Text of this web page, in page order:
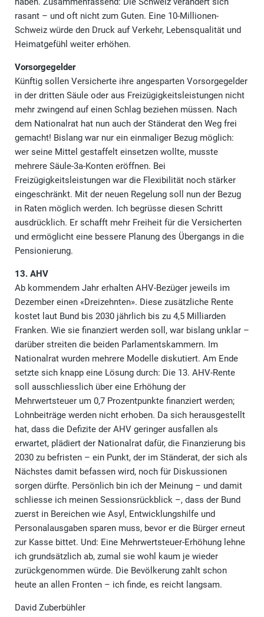
rasant – und oft nicht zum Guten. Eine 10-Millionen-
Schweiz würde den Druck auf Verkehr, Lebensqualität und
Heimatgefühl weiter erhöhen.
Vorsorgegelder
Künftig sollen Versicherte ihre angesparten Vorsorgegelder
in der dritten Säule oder aus Freizügigkeitsleistungen nicht
mehr zwingend auf einen Schlag beziehen müssen. Nach
dem Nationalrat hat nun auch der Ständerat den Weg frei
gemacht! Bislang war nur ein einmaliger Bezug möglich:
wer seine Mittel gestaffelt einsetzen wollte, musste
mehrere Säule-3a-Konten eröffnen. Bei
Freizügigkeitsleistungen war die Flexibilität noch stärker
eingeschränkt. Mit der neuen Regelung soll nun der Bezug
in Raten möglich werden. Ich begrüsse diesen Schritt
ausdrücklich. Er schafft mehr Freiheit für die Versicherten
und ermöglicht eine bessere Planung des Übergangs in die
Pensionierung.
13. AHV
Ab kommendem Jahr erhalten AHV-Bezüger jeweils im
Dezember einen «Dreizehnten». Diese zusätzliche Rente
kostet laut Bund bis 2030 jährlich bis zu 4,5 Milliarden
Franken. Wie sie finanziert werden soll, war bislang unklar –
darüber streiten die beiden Parlamentskammern. Im
Nationalrat wurden mehrere Modelle diskutiert. Am Ende
setzte sich knapp eine Lösung durch: Die 13. AHV-Rente
soll ausschliesslich über eine Erhöhung der
Mehrwertsteuer um 0,7 Prozentpunkte finanziert werden;
Lohnbeiträge werden nicht erhoben. Da sich herausgestellt
hat, dass die Defizite der AHV geringer ausfallen als
erwartet, plädiert der Nationalrat dafür, die Finanzierung bis
2030 zu befristen – ein Punkt, der im Ständerat, der sich als
Nächstes damit befassen wird, noch für Diskussionen
sorgen dürfte. Persönlich bin ich der Meinung – und damit
schliesse ich meinen Sessionsrückblick –, dass der Bund
zuerst in Bereichen wie Asyl, Entwicklungshilfe und
Personalausgaben sparen muss, bevor er die Bürger erneut
zur Kasse bittet. Und: Eine Mehrwertsteuer-Erhöhung lehne
ich grundsätzlich ab, zumal sie wohl kaum je wieder
zurückgenommen würde. Die Bevölkerung zahlt schon
heute an allen Fronten – ich finde, es reicht langsam.
David Zuberbühler